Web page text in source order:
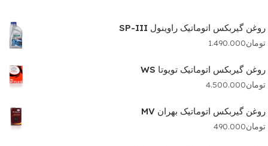
روغن گیربکس اتوماتیک راوینول SP-III
تومان1.490.000
روغن گیربکس اتوماتیک تویوتا WS
تومان4.500.000
روغن گیربکس اتوماتیک بهران MV
تومان490.000